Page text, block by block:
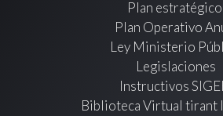
Plan estratégico
Plan Operativo
Ley Ministerio
Legislaciones
Instructivos
Biblioteca Virtual tirant